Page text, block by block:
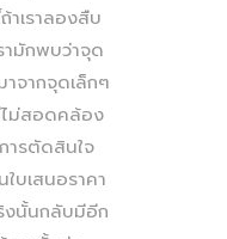
เราลองสืบ
ามักพบว่าจุด
จากจุดเล็กๆ
ไม่สอดคล้อง
ารตัดสินใจ
บเสนอราคา
นั้นกลับมีอีก